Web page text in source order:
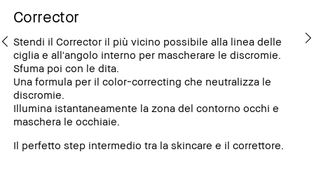
Corrector
Stendi il Corrector il più vicino possibile alla linea delle
ciglia e all'angolo interno per mascherare le discromie.
Sfuma poi con le dita.
Una formula per il color-correcting che neutralizza le
discromie.
Illumina istantaneamente la zona del contorno occhi e
maschera le occhiaie.
Il perfetto step intermedio tra la skincare e il correttore.